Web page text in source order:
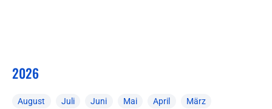
2026
August Juli Juni Mai April März